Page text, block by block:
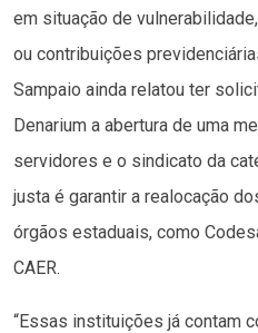
em situação de
ou contribuições
Sampaio ainda relatou ter
Denarium a abertura de uma
servidores e o sindicato da
justa é garantir a realocação
órgãos estaduais, como
CAER.
“Essas instituições já contam